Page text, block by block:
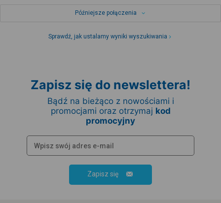
Późniejsze połączenia
Sprawdź, jak ustalamy wyniki wyszukiwania
Zapisz się do newslettera!
Bądź na bieżąco z nowościami i
promocjami oraz otrzymaj kod
promocyjny
Zapisz się